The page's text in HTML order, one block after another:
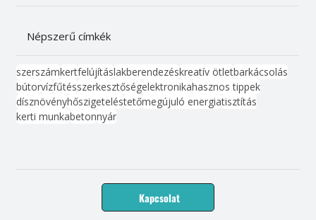
Népszerű címkék
szerszámkertfelújításlakberendezéskreatív ötletbarkácsolás
bútorvízfűtésszerkesztőségelektronikahasznos tippek
dísznövényhőszigeteléstetőmegújuló energiatisztítás
kerti munkabetonnyár
Kapcsolat